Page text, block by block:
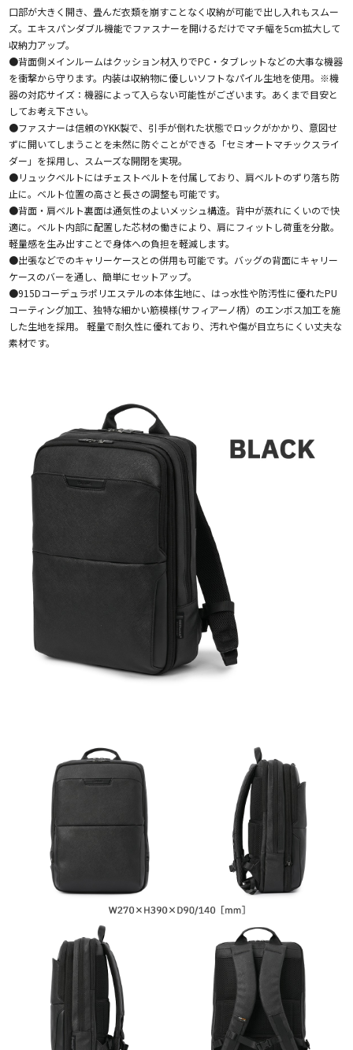
口部が大きく開き、畳んだ衣類を崩すことなく収納が可能で出し入れもスムー
ズ。エキスパンダブル機能でファスナーを開けるだけでマチ幅を5cm拡大して
収納力アップ。
●背面側メインルームはクッション材入りでPC・タブレットなどの大事な機器
を衝撃から守ります。内装は収納物に優しいソフトなパイル生地を使用。※機
器の対応サイズ：機器によって入らない可能性がございます。あくまで目安と
してお考え下さい。
●ファスナーは信頼のYKK製で、引手が倒れた状態でロックがかかり、意図せ
ずに開いてしまうことを未然に防ぐことができる「セミオートマチックスライ
ダー」を採用し、スムーズな開閉を実現。
●リュックベルトにはチェストベルトを付属しており、肩ベルトのずり落ち防
止に。ベルト位置の高さと長さの調整も可能です。
●背面・肩ベルト裏面は通気性のよいメッシュ構造。背中が蒸れにくいので快
適に。ベルト内部に配置した芯材の働きにより、肩にフィットし荷重を分散。
軽量感を生み出すことで身体への負担を軽減します。
●出張などでのキャリーケースとの併用も可能です。バッグの背面にキャリー
ケースのバーを通し、簡単にセットアップ。
●915Dコーデュラポリエステルの本体生地に、はっ水性や防汚性に優れたPU
コーティング加工、独特な細かい筋模様(サフィアーノ柄）のエンボス加工を施
した生地を採用。 軽量で耐久性に優れており、汚れや傷が目立ちにくい丈夫な
素材です。